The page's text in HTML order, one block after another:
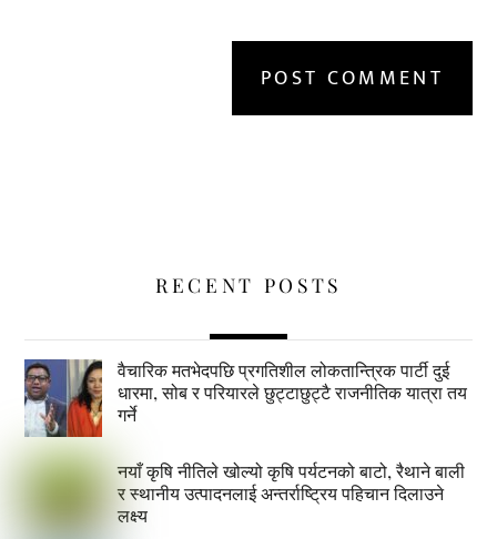
RECENT POSTS
वैचारिक मतभेदपछि प्रगतिशील लोकतान्त्रिक पार्टी दुई
धारमा, सोब र परियारले छुट्टाछुट्टै राजनीतिक यात्रा तय
गर्ने
नयाँ कृषि नीतिले खोल्यो कृषि पर्यटनको बाटो, रैथाने बाली
र स्थानीय उत्पादनलाई अन्तर्राष्ट्रिय पहिचान दिलाउने
लक्ष्य